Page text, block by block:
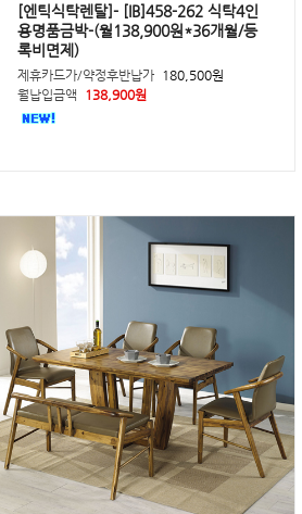
[엔틱식탁렌탈]- [IB]458-262 식탁4인
용명품금박-(월138,900원*36개월/등
록비면제)
제휴카드가/약정후반납가
180,500원
월납입금액
138,900원